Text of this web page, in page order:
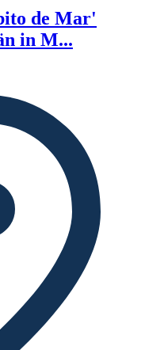
de Mar'
in M...